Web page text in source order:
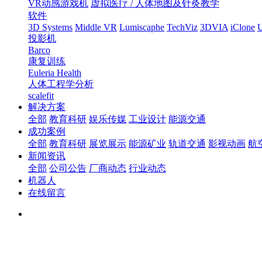
VR动感游戏机 虚拟医疗 / 人体地图及针灸教学
软件
3D Systems Middle VR Lumiscaphe TechViz 3DVIA iClone
投影机
Barco
康复训练
Euleria Health
人体工程学分析
scalefit
解决方案
全部 教育科研 娱乐传媒 工业设计 能源交通
成功案例
全部 教育科研 展览展示 能源矿业 轨道交通 影视动画 航
新闻资讯
全部 公司公告 厂商动态 行业动态
机器人
在线留言